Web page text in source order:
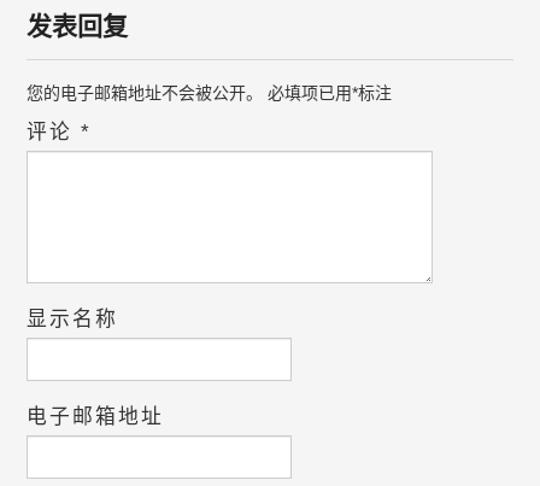
发表回复
您的电子邮箱地址不会被公开。 必填项已用*标注
评论*
显示名称
电子邮箱地址